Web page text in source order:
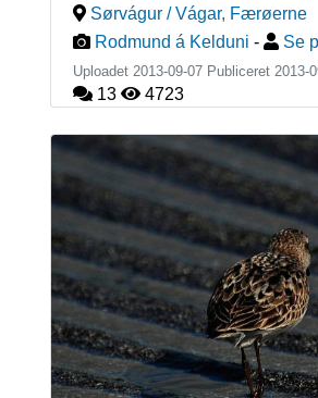
Sørvágur / Vágar, Færøerne
Rodmund á Kelduni - Se
Uploadet 2013-09-07 Publiceret 2013-
13 4723